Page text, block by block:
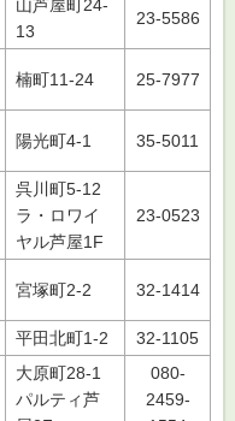
山芦屋町24-
13
23-5586
楠町11-24 25-7977
陽光町4-1 35-5011
呉川町5-12
ラ・ロワイ
ヤル芦屋1F
23-0523
宮塚町2-2 32-1414
平田北町1-2 32-1105
大原町28-1
パルティ芦
080-
2459-